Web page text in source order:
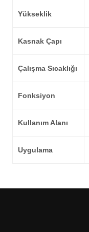
Yükseklik
Kasnak Çapı
Çalışma Sıcaklığı
Fonksiyon
Kullanım Alanı
Uygulama